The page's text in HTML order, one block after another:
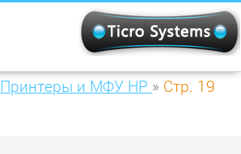
Принтеры и МФУ HP » Стр. 19